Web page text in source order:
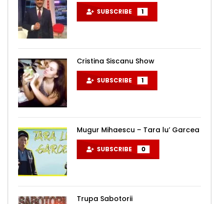
SUBSCRIBE 1
Cristina Siscanu Show
SUBSCRIBE 1
Mugur Mihaescu – Tara lu’ Garcea
SUBSCRIBE 0
Trupa Sabotorii